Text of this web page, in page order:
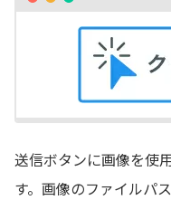
送信ボタンに画像を使
す。画像のファイルパ